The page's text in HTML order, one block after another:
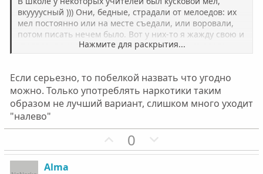
о
л
о
с
о
л
о
с
вкуууусный ))) Они, бедные, страдали от мелоедов: их
мел постоянно или на месте съедали, или воровали,
потом писать нечем было. Вот у них-то я жажду свою и
утоляла, понадкусывала, но полностью не съедала
природный. Сейчас без мела сижу, страдаю, не могу
найти природный, ни о чем думать не могу, в альбомы
смотрю - и слюни текут. Единственная замена, можно
сказать, и утешение - активированный уголь, без него
бы с ума сошла.
Нажмите для раскрытия...
Если серьезно, то побелкой назвать что угодно
можно. Только употреблять наркотики таким
образом не лучший вариант, слишком много уходит
"налево"
П
о
0
е
Alma